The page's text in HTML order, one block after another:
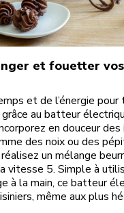
et fouetter
et de l’énergie
au batteur
en douceur
des noix ou des
un mélange
vitesse 5. Simple à
à la main, ce batteur
même aux plus